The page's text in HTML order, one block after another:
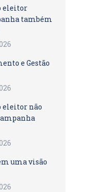
eleitor
também
e Gestão
eleitor não
uma visão